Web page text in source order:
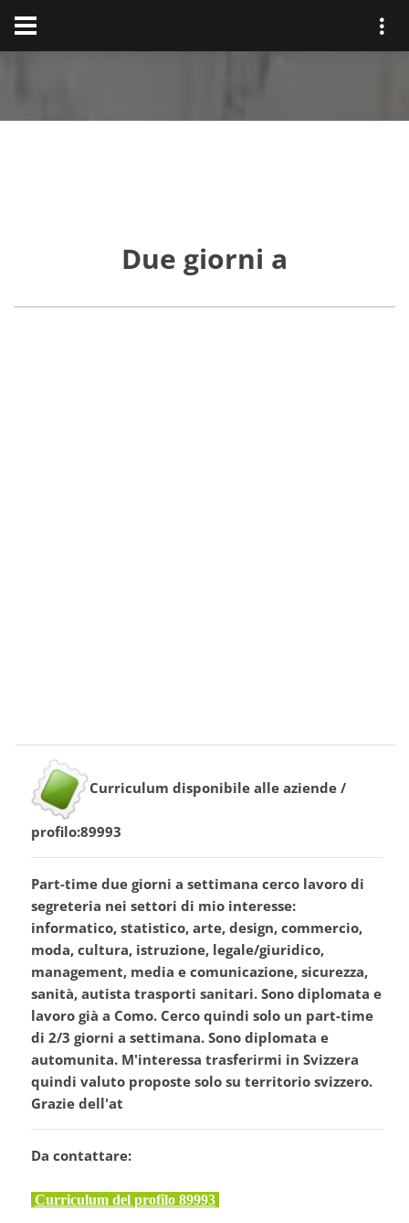
Due giorni a
Curriculum disponibile alle aziende /
profilo:89993
Part-time due giorni a settimana cerco lavoro di
segreteria nei settori di mio interesse:
informatico, statistico, arte, design, commercio,
moda, cultura, istruzione, legale/giuridico,
management, media e comunicazione, sicurezza,
sanità, autista trasporti sanitari. Sono diplomata e
lavoro già a Como. Cerco quindi solo un part-time
di 2/3 giorni a settimana. Sono diplomata e
automunita. M'interessa trasferirmi in Svizzera
quindi valuto proposte solo su territorio svizzero.
Grazie dell'at
Da contattare:
Curriculum del profilo 89993